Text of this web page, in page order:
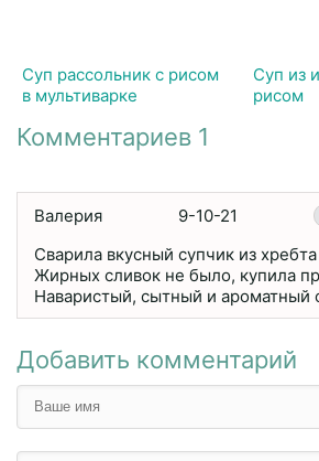
Суп рассольник с рисом
в мультиварке
Суп из
рисом
Комментариев 1
Валерия 9-10-21
Сварила вкусный супчик из
Жирных сливок не было, купила
Наваристый, сытный и ароматный
Добавить комментарий